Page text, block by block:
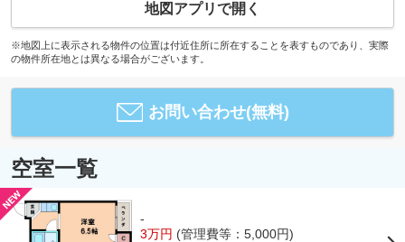
地図アプリで開く
※地図上に表示される物件の位置は付近住所に所在することを表すものであり、実際
の物件所在地とは異なる場合がございます。
お問い合わせ(無料)
空室一覧
-
3万円 (管理費等：5,000円)